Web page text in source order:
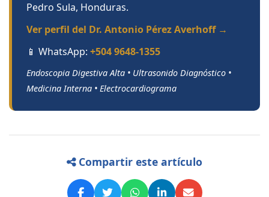
Pedro Sula, Honduras.
Ver perfil del Dr. Antonio Pérez Averhoff →
📱 WhatsApp: +504 9648-1355
Endoscopia Digestiva Alta • Ultrasonido Diagnóstico •
Medicina Interna • Electrocardiograma
Compartir este artículo